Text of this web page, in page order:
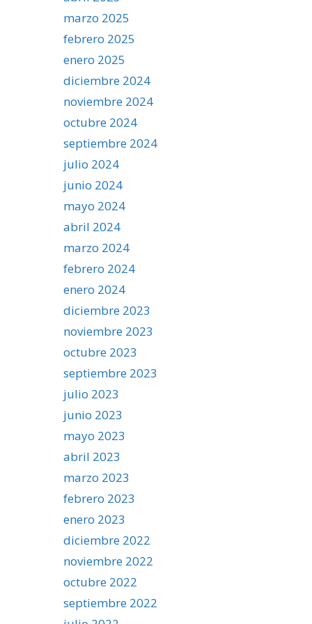
marzo 2025
febrero 2025
enero 2025
diciembre 2024
noviembre 2024
octubre 2024
septiembre 2024
julio 2024
junio 2024
mayo 2024
abril 2024
marzo 2024
febrero 2024
enero 2024
diciembre 2023
noviembre 2023
octubre 2023
septiembre 2023
julio 2023
junio 2023
mayo 2023
abril 2023
marzo 2023
febrero 2023
enero 2023
diciembre 2022
noviembre 2022
octubre 2022
septiembre 2022